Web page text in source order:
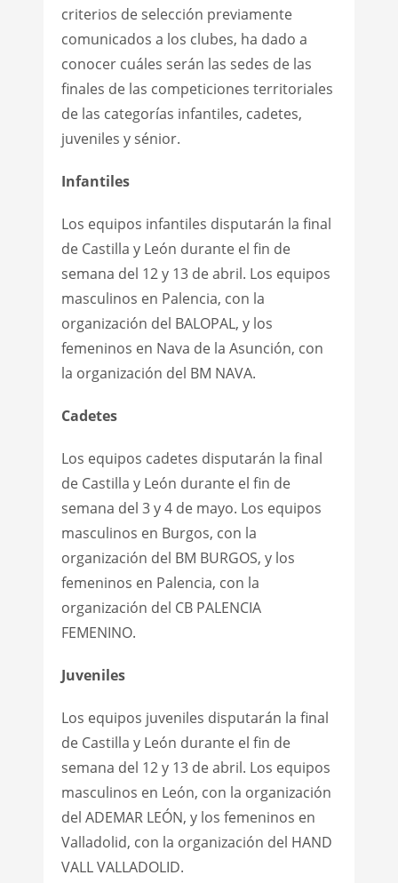
criterios de selección previamente
comunicados a los clubes, ha dado a
conocer cuáles serán las sedes de las
finales de las competiciones territoriales
de las categorías infantiles, cadetes,
juveniles y sénior.
Infantiles
Los equipos infantiles disputarán la final
de Castilla y León durante el fin de
semana del 12 y 13 de abril. Los equipos
masculinos en Palencia, con la
organización del BALOPAL, y los
femeninos en Nava de la Asunción, con
la organización del BM NAVA.
Cadetes
Los equipos cadetes disputarán la final
de Castilla y León durante el fin de
semana del 3 y 4 de mayo. Los equipos
masculinos en Burgos, con la
organización del BM BURGOS, y los
femeninos en Palencia, con la
organización del CB PALENCIA
FEMENINO.
Juveniles
Los equipos juveniles disputarán la final
de Castilla y León durante el fin de
semana del 12 y 13 de abril. Los equipos
masculinos en León, con la organización
del ADEMAR LEÓN, y los femeninos en
Valladolid, con la organización del HAND
VALL VALLADOLID.